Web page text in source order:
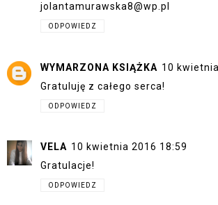
jolantamurawska8@wp.pl
ODPOWIEDZ
WYMARZONA KSIĄŻKA 10
Gratuluję z całego serca!
ODPOWIEDZ
VELA 10 kwietnia 2016 18:59
Gratulacje!
ODPOWIEDZ